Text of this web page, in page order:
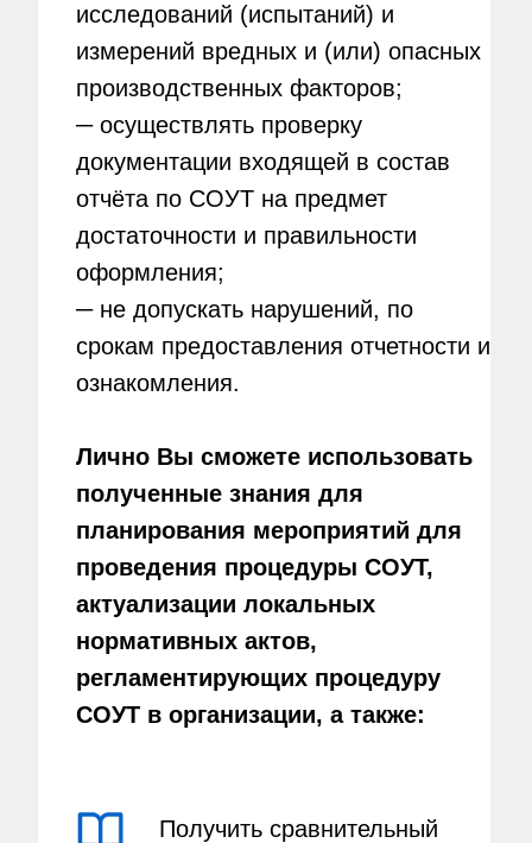
исследований (испытаний) и
измерений вредных и (или) опасных
производственных факторов;
─ осуществлять проверку
документации входящей в состав
отчёта по СОУТ на предмет
достаточности и правильности
оформления;
─ не допускать нарушений, по
срокам предоставления отчетности и
ознакомления.
Лично Вы сможете использовать
полученные знания для
планирования мероприятий для
проведения процедуры СОУТ,
актуализации локальных
нормативных актов,
регламентирующих процедуру
СОУТ в организации, а также:
Получить сравнительный